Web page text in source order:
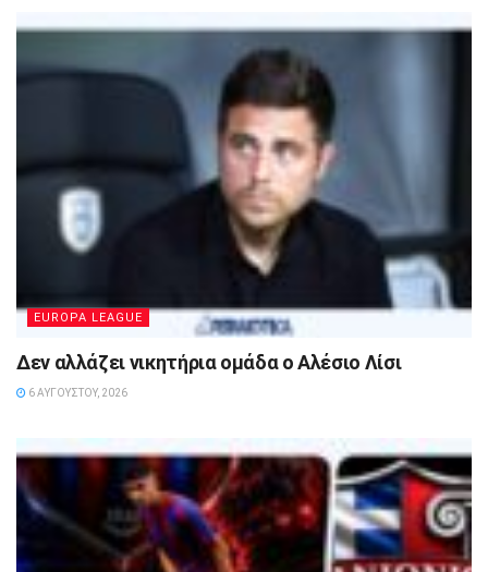
EUROPA LEAGUE
Δεν αλλάζει νικητήρια ομάδα ο Αλέσιο Λίσι
6 ΑΥΓΟΎΣΤΟΥ, 2026